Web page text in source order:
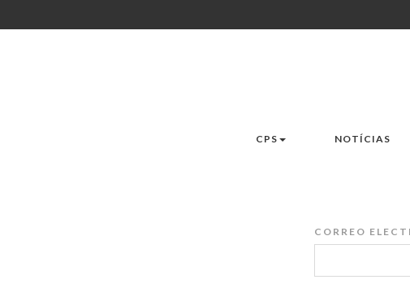
CPS NOTÍCIAS
CORREO